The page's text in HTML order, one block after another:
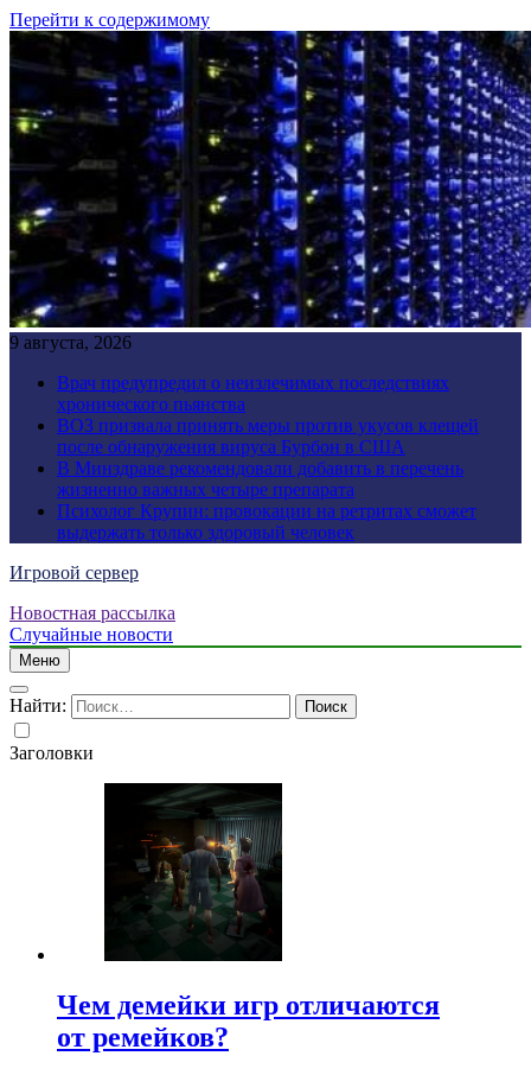
Перейти к содержимому
9 августа, 2026
Врач предупредил о неизлечимых последствиях
хронического пьянства
ВОЗ призвала принять меры против укусов клещей
после обнаружения вируса Бурбон в США
В Минздраве рекомендовали добавить в перечень
жизненно важных четыре препарата
Психолог Крупин: провокации на ретритах сможет
выдержать только здоровый человек
Игровой сервер
Новостная рассылка
Случайные новости
Меню
Найти:
Заголовки
Чем демейки игр отличаются
от ремейков?